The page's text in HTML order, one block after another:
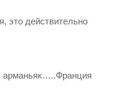
это действительно
арманьяк…..Франция